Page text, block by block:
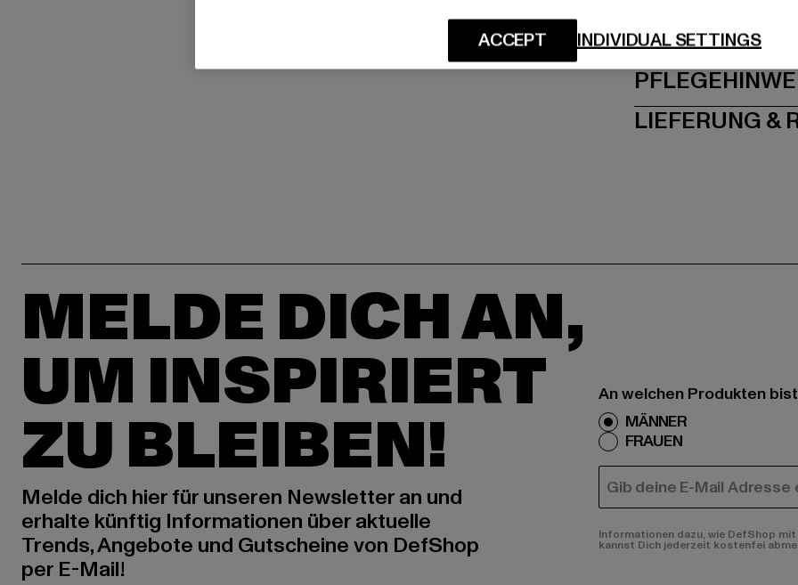
GRÖSSE
LIEFERUNG &
MELDE DICH AN,
UM INSPIRIERT
ZU BLEIBEN!
Melde dich hier für unseren Newsletter an und
erhalte künftig Informationen über aktuelle
Trends, Angebote und Gutscheine von DefShop
per E-Mail!
An welchen Produkten
MÄNNER
FRAUEN
E-MAIL
Informationen dazu, wie DefShop
kannst Dich jederzeit kostenfei
INDIVIDUAL SETTINGS
ACCEPT